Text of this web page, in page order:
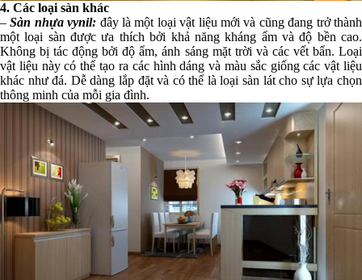
4. Các loại sàn khác
–Sàn nhựa vynil: đây là một loại vật liệu mới và cũng đang trở thành
một loại sàn được ưa thích bởi khả năng kháng ẩm và độ bền cao.
Không bị tác động bởi độ ẩm, ánh sáng mặt trời và các vết bẩn. Loại
vật liệu này có thể tạo ra các hình dáng và màu sắc giống các vật liệu
khác như đá. Dễ dàng lắp đặt và có thể là loại sàn lát cho sự lựa chọn
thông minh của mỗi gia đình.